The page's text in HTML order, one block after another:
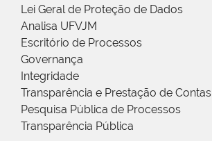
Lei Geral de Proteção de Dados
Analisa UFVJM
Escritório de Processos
Governança
Integridade
Transparência e Prestação de Contas
Pesquisa Pública de Processos
Transparência Pública